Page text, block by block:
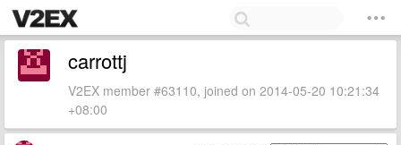
carrottj
V2EX member #63110, joined on 2014-05-20 10:21:34
+08:00